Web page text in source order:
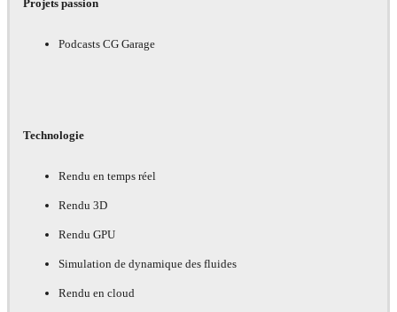
Projets passion
Podcasts CG Garage
Technologie
Rendu en temps réel
Rendu 3D
Rendu GPU
Simulation de dynamique des fluides
Rendu en cloud